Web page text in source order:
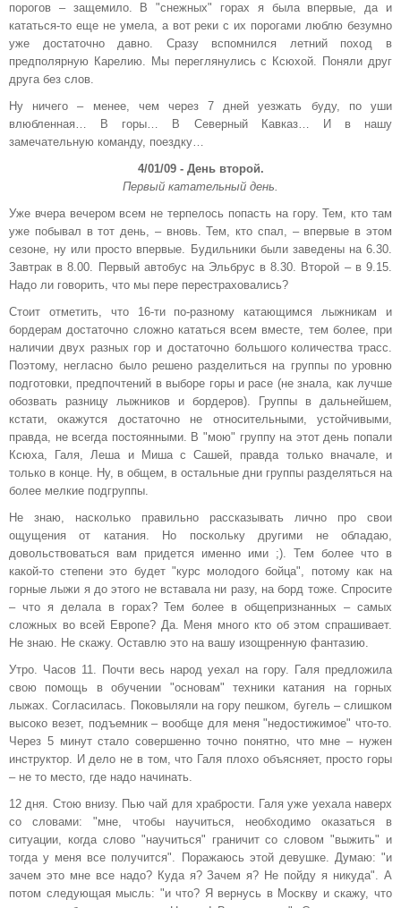
порогов – защемило. В "снежных" горах я была впервые, да и
кататься-то еще не умела, а вот реки с их порогами люблю безумно
уже достаточно давно. Сразу вспомнился летний поход в
предполярную Карелию. Мы переглянулись с Ксюхой. Поняли друг
друга без слов.
Ну ничего – менее, чем через 7 дней уезжать буду, по уши
влюбленная… В горы… В Северный Кавказ… И в нашу
замечательную команду, поездку…
4/01/09 - День второй.
Первый катательный день.
Уже вчера вечером всем не терпелось попасть на гору. Тем, кто там
уже побывал в тот день, – вновь. Тем, кто спал, – впервые в этом
сезоне, ну или просто впервые. Будильники были заведены на 6.30.
Завтрак в 8.00. Первый автобус на Эльбрус в 8.30. Второй – в 9.15.
Надо ли говорить, что мы пере перестраховались?
Стоит отметить, что 16-ти по-разному катающимся лыжникам и
бордерам достаточно сложно кататься всем вместе, тем более, при
наличии двух разных гор и достаточно большого количества трасс.
Поэтому, негласно было решено разделиться на группы по уровню
подготовки, предпочтений в выборе горы и расе (не знала, как лучше
обозвать разницу лыжников и бордеров). Группы в дальнейшем,
кстати, окажутся достаточно не относительными, устойчивыми,
правда, не всегда постоянными. В "мою" группу на этот день попали
Ксюха, Галя, Леша и Миша с Сашей, правда только вначале, и
только в конце. Ну, в общем, в остальные дни группы разделяться на
более мелкие подгруппы.
Не знаю, насколько правильно рассказывать лично про свои
ощущения от катания. Но поскольку другими не обладаю,
довольствоваться вам придется именно ими ;). Тем более что в
какой-то степени это будет "курс молодого бойца", потому как на
горные лыжи я до этого не вставала ни разу, на борд тоже. Спросите
– что я делала в горах? Тем более в общепризнанных – самых
сложных во всей Европе? Да. Меня много кто об этом спрашивает.
Не знаю. Не скажу. Оставлю это на вашу изощренную фантазию.
Утро. Часов 11. Почти весь народ уехал на гору. Галя предложила
свою помощь в обучении "основам" техники катания на горных
лыжах. Согласилась. Поковыляли на гору пешком, бугель – слишком
высоко везет, подъемник – вообще для меня "недостижимое" что-то.
Через 5 минут стало совершенно точно понятно, что мне – нужен
инструктор. И дело не в том, что Галя плохо объясняет, просто горы
– не то место, где надо начинать.
12 дня. Стою внизу. Пью чай для храбрости. Галя уже уехала наверх
со словами: "мне, чтобы научиться, необходимо оказаться в
ситуации, когда слово "научиться" граничит со словом "выжить" и
тогда у меня все получится". Поражаюсь этой девушке. Думаю: "и
зачем это мне все надо? Куда я? Зачем я? Не пойду я никуда". А
потом следующая мысль: "и что? Я вернусь в Москву и скажу, что